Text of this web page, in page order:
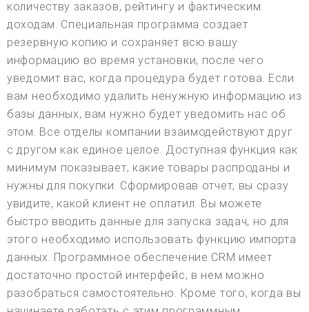
количеству заказов, рейтингу и фактическим
доходам. Специальная программа создает
резервную копию и сохраняет всю вашу
информацию во время установки, после чего
уведомит вас, когда процедура будет готова. Если
вам необходимо удалить ненужную информацию из
базы данных, вам нужно будет уведомить нас об
этом. Все отделы компании взаимодействуют друг
с другом как единое целое. Доступная функция как
минимум показывает, какие товары распроданы и
нужны для покупки. Сформировав отчет, вы сразу
увидите, какой клиент не оплатил. Вы можете
быстро вводить данные для запуска задач, но для
этого необходимо использовать функцию импорта
данных. Программное обеспечение CRM имеет
достаточно простой интерфейс, в нем можно
разобраться самостоятельно. Кроме того, когда вы